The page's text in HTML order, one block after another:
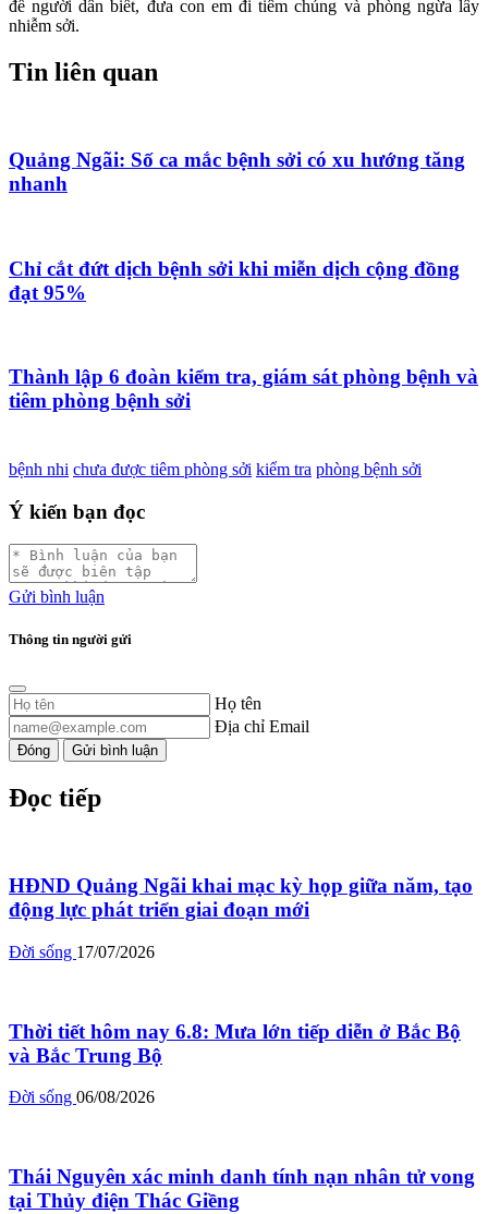
để người dân biết, đưa con em đi tiêm chủng và phòng ngừa lây
nhiễm sởi.
Tin liên quan
Quảng Ngãi: Số ca mắc bệnh sởi có xu hướng tăng
nhanh
Chỉ cắt đứt dịch bệnh sởi khi miễn dịch cộng đồng
đạt 95%
Thành lập 6 đoàn kiểm tra, giám sát phòng bệnh và
tiêm phòng bệnh sởi
bệnh nhi chưa được tiêm phòng sởi kiểm tra phòng bệnh sởi
Ý kiến bạn đọc
Gửi bình luận
Thông tin người gửi
Họ tên
Địa chỉ Email
Đóng Gửi bình luận
Đọc tiếp
HĐND Quảng Ngãi khai mạc kỳ họp giữa năm, tạo
động lực phát triển giai đoạn mới
Đời sống 17/07/2026
Thời tiết hôm nay 6.8: Mưa lớn tiếp diễn ở Bắc Bộ
và Bắc Trung Bộ
Đời sống 06/08/2026
Thái Nguyên xác minh danh tính nạn nhân tử vong
tại Thủy điện Thác Giềng